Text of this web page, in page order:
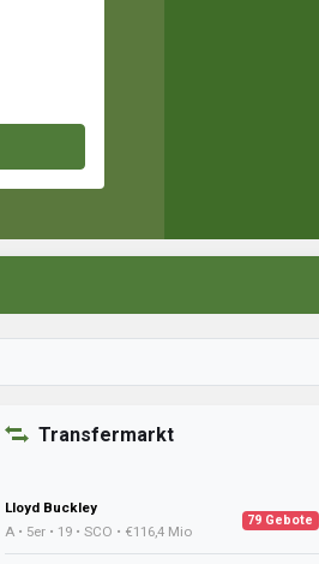
Transfermarkt
Lloyd Buckley
A • 5er • 19 • SCO • €116,4 Mio
79 Gebote